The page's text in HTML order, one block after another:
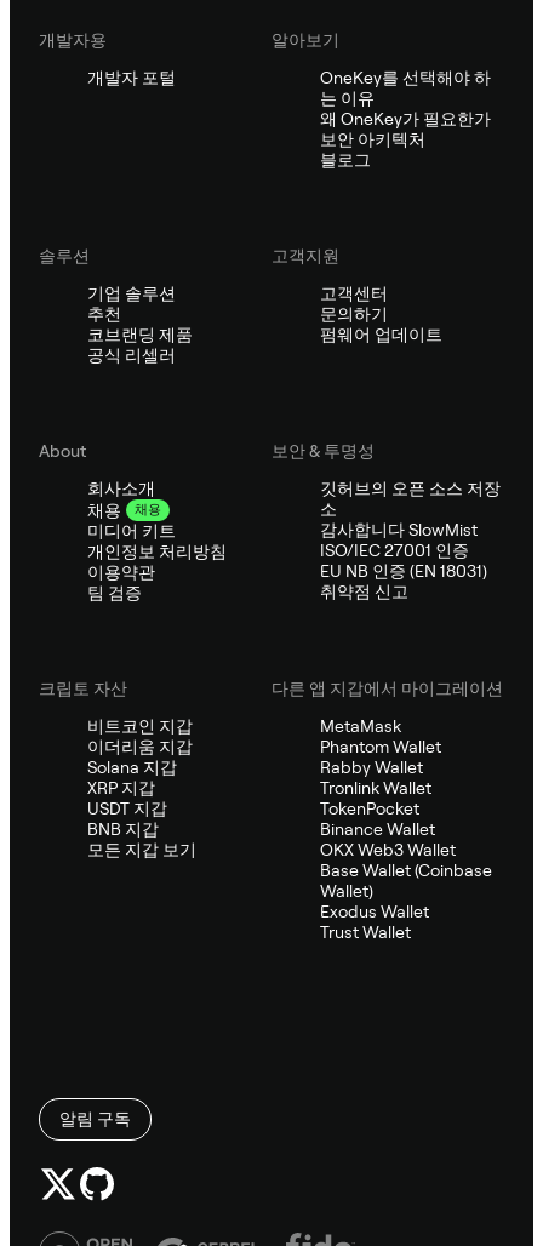
개발자용
개발자 포털
알아보기
OneKey를 선택해야 하
는 이유
왜 OneKey가 필요한가
보안 아키텍처
블로그
솔루션
기업 솔루션
추천
코브랜딩 제품
공식 리셀러
고객지원
고객센터
문의하기
펌웨어 업데이트
About
회사소개
채용
채용
미디어 키트
개인정보 처리방침
이용약관
팀 검증
보안 & 투명성
깃허브의 오픈 소스 저장
소
감사합니다 SlowMist
ISO/IEC 27001 인증
EU NB 인증 (EN 18031)
취약점 신고
크립토 자산
비트코인 지갑
이더리움 지갑
Solana 지갑
XRP 지갑
USDT 지갑
BNB 지갑
모든 지갑 보기
다른 앱 지갑에서 마이그레이션
MetaMask
Phantom Wallet
Rabby Wallet
Tronlink Wallet
TokenPocket
Binance Wallet
OKX Web3 Wallet
Base Wallet (Coinbase
Wallet)
Exodus Wallet
Trust Wallet
알림 구독